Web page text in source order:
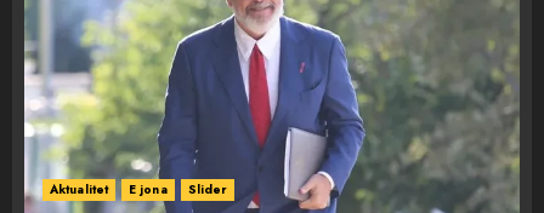
Aktualitet E jona Slider